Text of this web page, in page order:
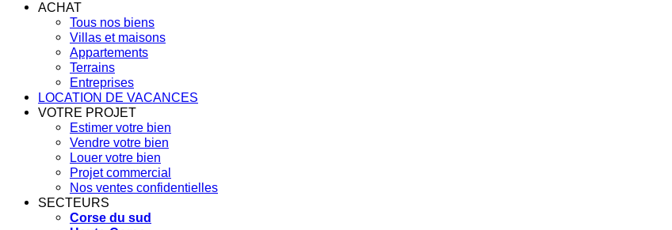
ACHAT
Tous nos biens
Villas et maisons
Appartements
Terrains
Entreprises
LOCATION DE VACANCES
VOTRE PROJET
Estimer votre bien
Vendre votre bien
Louer votre bien
Projet commercial
Nos ventes confidentielles
SECTEURS
Corse du sud